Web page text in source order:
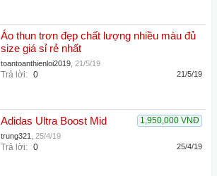
Áo thun trơn đẹp chất lượng nhiều màu đủ
size giá sỉ rẻ nhất
toantoanthienloi2019 21/5/19
Trả lời: 0 21/5/19
1,950,000 VNĐ
Adidas Ultra Boost Mid
trung321 25/4/19
Trả lời: 0 25/4/19